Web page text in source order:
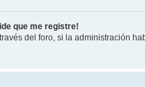
que me registre!
del foro, si la administración